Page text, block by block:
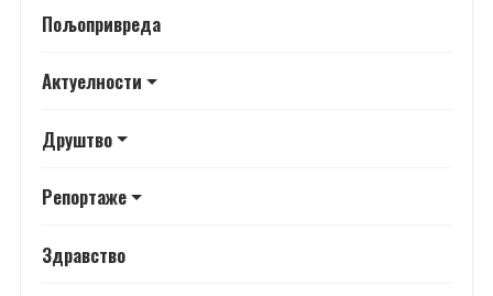
Пољопривреда
Актуелности
Друштво
Репортаже
Здравство